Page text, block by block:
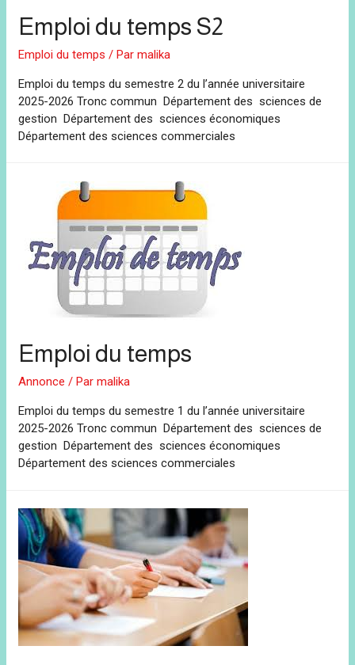
Emploi du temps S2
Emploi du temps / Parmalika
Emploi du temps du semestre 2 du l’année universitaire
2025-2026 Tronc commun Département des sciences de
gestion Département des sciences économiques
Département des sciences commerciales
Emploi du temps
Annonce / Parmalika
Emploi du temps du semestre 1 du l’année universitaire
2025-2026 Tronc commun Département des sciences de
gestion Département des sciences économiques
Département des sciences commerciales